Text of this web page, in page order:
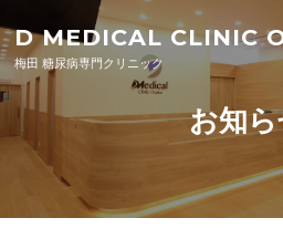
Skip to content
D MEDICAL CLINIC
梅田 糖尿病専門クリニック
お知